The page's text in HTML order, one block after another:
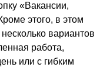
«Вакансии,
этого, в этом
вариантов
работа,
или с гибким